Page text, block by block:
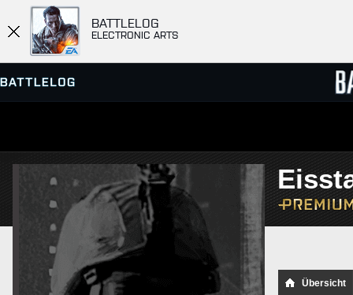
BATTLELOG
ELECTRONIC ARTS
SERVER-BROWSER
MATCHES
Übersicht